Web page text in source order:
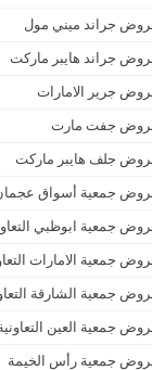
جراند ميني مول
جراند هايبر ماركت
جرير الامارات
جفت مارت
جلف هايبر ماركت
جمعية أسواق
جمعية ابوظبي
جمعية الامارات
جمعية الشارقة
جمعية العين
جمعية رأس الخيمة